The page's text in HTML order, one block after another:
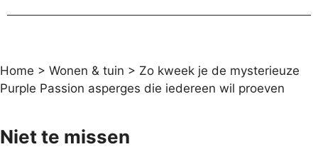
Home > Wonen & tuin > Zo kweek je de mysterieuze
Purple Passion asperges die iedereen wil proeven
Niet te missen